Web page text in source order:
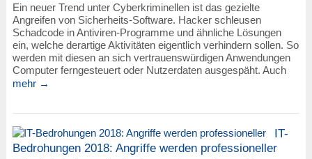
Ein neuer Trend unter Cyberkriminellen ist das gezielte
Angreifen von Sicherheits-Software. Hacker schleusen
Schadcode in Antiviren-Programme und ähnliche Lösungen
ein, welche derartige Aktivitäten eigentlich verhindern sollen. So
werden mit diesen an sich vertrauenswürdigen Anwendungen
Computer ferngesteuert oder Nutzerdaten ausgespäht. Auch
mehr →
IT-
Bedrohungen 2018: Angriffe werden professioneller